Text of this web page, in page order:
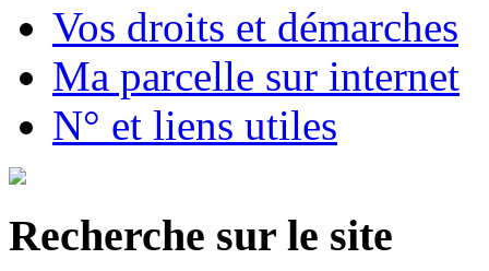
Vos droits et démarches
Ma parcelle sur internet
N° et liens utiles
Recherche sur le site